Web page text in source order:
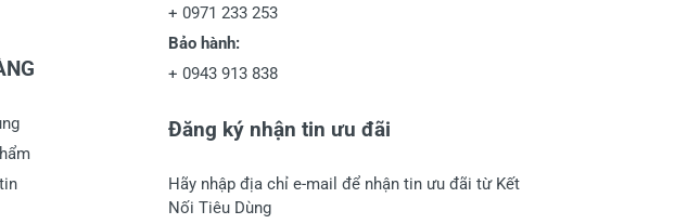
+ 0971 233 253
Bảo hành:
+ 0943 913 838
Đăng ký nhận tin ưu đãi
Hãy nhập địa chỉ e-mail để nhận tin ưu đãi từ Kết
Nối Tiêu Dùng